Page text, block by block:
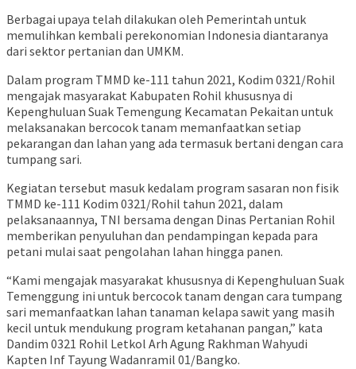
Berbagai upaya telah dilakukan oleh Pemerintah untuk
memulihkan kembali perekonomian Indonesia diantaranya
dari sektor pertanian dan UMKM.
Dalam program TMMD ke-111 tahun 2021, Kodim 0321/Rohil
mengajak masyarakat Kabupaten Rohil khususnya di
Kepenghuluan Suak Temengung Kecamatan Pekaitan untuk
melaksanakan bercocok tanam memanfaatkan setiap
pekarangan dan lahan yang ada termasuk bertani dengan cara
tumpang sari.
Kegiatan tersebut masuk kedalam program sasaran non fisik
TMMD ke-111 Kodim 0321/Rohil tahun 2021, dalam
pelaksanaannya, TNI bersama dengan Dinas Pertanian Rohil
memberikan penyuluhan dan pendampingan kepada para
petani mulai saat pengolahan lahan hingga panen.
“Kami mengajak masyarakat khususnya di Kepenghuluan Suak
Temenggung ini untuk bercocok tanam dengan cara tumpang
sari memanfaatkan lahan tanaman kelapa sawit yang masih
kecil untuk mendukung program ketahanan pangan,” kata
Dandim 0321 Rohil Letkol Arh Agung Rakhman Wahyudi
Kapten Inf Tayung Wadanramil 01/Bangko.